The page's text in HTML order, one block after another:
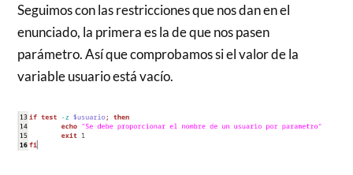
Seguimos con las restricciones que nos dan en el
enunciado, la primera es la de que nos pasen
parámetro. Así que comprobamos si el valor de la
variable usuario está vacío.